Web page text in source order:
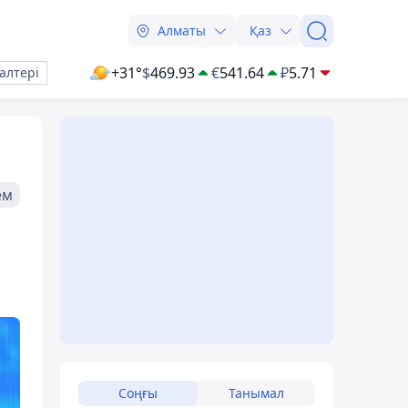
Алматы Қаз
+31°$469.93 €541.64 ₽5.71
Соңғы Танымал